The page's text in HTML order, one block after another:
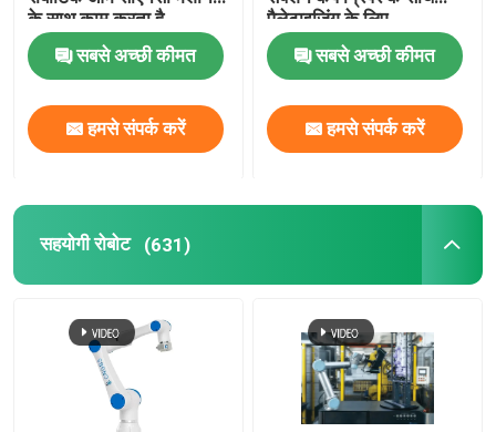
के साथ काम करता है
सबसे अच्छी कीमत
हमसे संपर्क करें
पैलेटाइजिंग के लिए
सीएनजीबीएस अनुकूलित ग्रिपर
सबसे अच्छी कीमत
हमसे संपर्क करें
सहयोगी रोबोट (631)